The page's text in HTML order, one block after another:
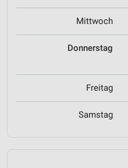
Mittwoch
Donnerstag
Freitag
Samstag